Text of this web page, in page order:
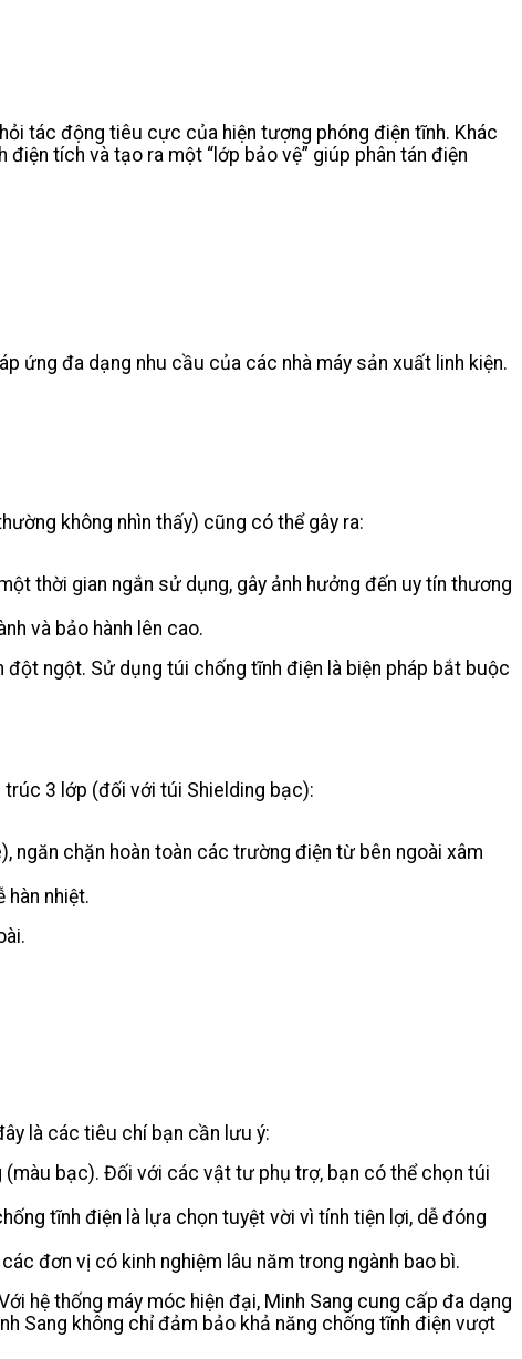
tác động tiêu cực của hiện tượng phóng điện tĩnh. Khác
tích và tạo ra một “lớp bảo vệ” giúp phân tán điện
ứng đa dạng nhu cầu của các nhà máy sản xuất linh kiện.
không nhìn thấy) cũng có thể gây ra:
thời gian ngắn sử dụng, gây ảnh hưởng đến uy tín thương
và bảo hành lên cao.
ngột. Sử dụng túi chống tĩnh điện là biện pháp bắt buộc
3 lớp (đối với túi Shielding bạc):
ngăn chặn hoàn toàn các trường điện từ bên ngoài xâm
nhiệt.
là các tiêu chí bạn cần lưu ý:
bạc). Đối với các vật tư phụ trợ, bạn có thể chọn túi
tĩnh điện là lựa chọn tuyệt vời vì tính tiện lợi, dễ đóng
đơn vị có kinh nghiệm lâu năm trong ngành bao bì.
hệ thống máy móc hiện đại, Minh Sang cung cấp đa dạng
Sang không chỉ đảm bảo khả năng chống tĩnh điện vượt